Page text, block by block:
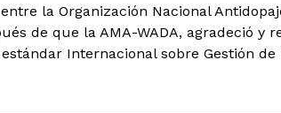
la Organización Nacional
de que la AMA-WADA, agradeció y
Internacional sobre Gestión de